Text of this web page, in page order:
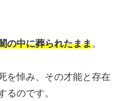
の中に葬られたまま。
を悼み、その才能と存在
るのです。